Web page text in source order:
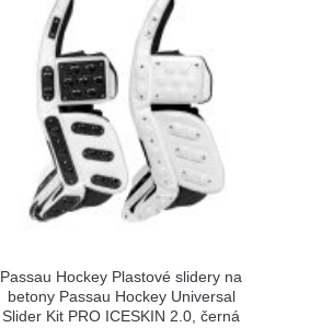
Passau Hockey Plastové slidery na
betony Passau Hockey Universal
Slider Kit PRO ICESKIN 2.0, černá